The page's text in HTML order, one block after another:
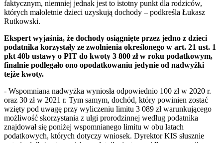
faktycznym, niemniej jednak jest to istotny punkt dla rodziców,
których małoletnie dzieci uzyskują dochody – podkreśla Łukasz
Rutkowski.
Ekspert wyjaśnia, że dochody osiągnięte przez jedno z dzieci
podatnika korzystały ze zwolnienia określonego w art. 21 ust. 1
pkt 40b ustawy o PIT do kwoty 3 800 zł w roku podatkowym,
finalnie podlegało ono opodatkowaniu jedynie od nadwyżki
tejże kwoty.
- Wspomniana nadwyżka wyniosła odpowiednio 100 zł w 2020 r.
oraz 30 zł w 2021 r. Tym samym, dochód, który powinien zostać
wzięty pod uwagę przy wyliczeniu limitu 3 089 zł warunkującego
możliwość skorzystania z ulgi prorodzinnej według podatnika
znajdował się poniżej wspomnianego limitu w obu latach
podatkowych, których dotyczy wniosek. Dyrektor KIS słusznie